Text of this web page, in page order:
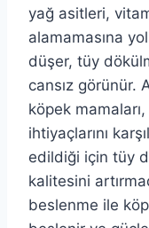
yağ asitleri,
alamamasına
düşer, tüy
cansız görünür.
köpek
ihtiyaçlarını
edildiği için tüy
kalitesini
beslenme ile